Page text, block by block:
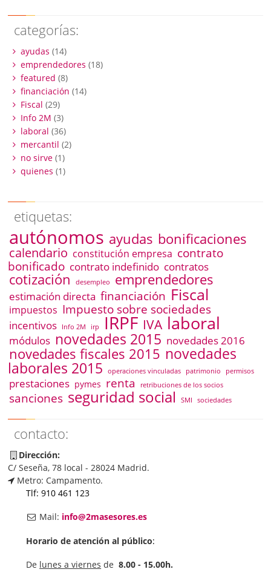
categorías:
ayudas (14)
emprendedores (18)
featured (8)
financiación (14)
Fiscal (29)
Info 2M (3)
laboral (36)
mercantil (2)
no sirve(1)
quienes (1)
etiquetas:
autónomos ayudas bonificaciones
calendario constitución empresa contrato
bonificado contrato indefinido contratos
cotización desempleo emprendedores
estimación directa financiación Fiscal
impuestos Impuesto sobre sociedades
incentivos Info 2M irp IRPF IVA laboral
módulos novedades 2015 novedades 2016
novedades fiscales 2015 novedades
laborales 2015 operaciones vinculadas patrimonio permisos
prestaciones pymes renta retribuciones de los socios
sanciones seguridad social SMI sociedades
contacto:
Dirección:
C/ Seseña, 78 local - 28024 Madrid.
Metro: Campamento.
Tlf: 910 461 123
Mail: info@2masesores.es
Horario de atención al público:
De lunes a viernes de 8.00 - 15.00h.